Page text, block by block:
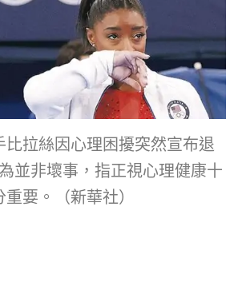
比拉絲因心理困擾突然宣布退
並非壞事，指正視心理健康十
重要。（新華社）